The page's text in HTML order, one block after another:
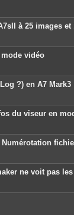
à 25 images et
mode vidéo
?) en A7 Mark3
du viseur en
ne voit pas les